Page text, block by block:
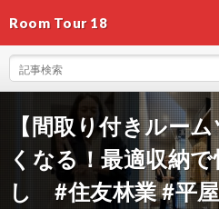
Room Tour 18
【間取り付きルー
くなる！最適収納
し #住友林業 #平